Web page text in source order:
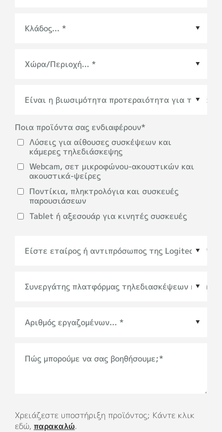
Χώρα/Περιοχή *
Ποια προϊόντα σας ενδιαφέρουν*
Λύσεις για αίθουσες συσκέψεων και
κάμερες τηλεδιάσκεψης
Webcam, σετ μικροφώνου-ακουστικών και
ακουστικά-ψείρες
Ποντίκια, πληκτρολόγια και συσκευές
παρουσιάσεων
Tablet ή αξεσουάρ για κινητές συσκευές
Συνεργάτης πλατφόρμας τηλεδιασκέψεων ή
οικοσυστήματος
Πώς μπορούμε να σας βοηθήσουμε;*
Χρειάζεστε υποστήριξη προϊόντος; Κάντε κλικ
εδώ, παρακαλώ.